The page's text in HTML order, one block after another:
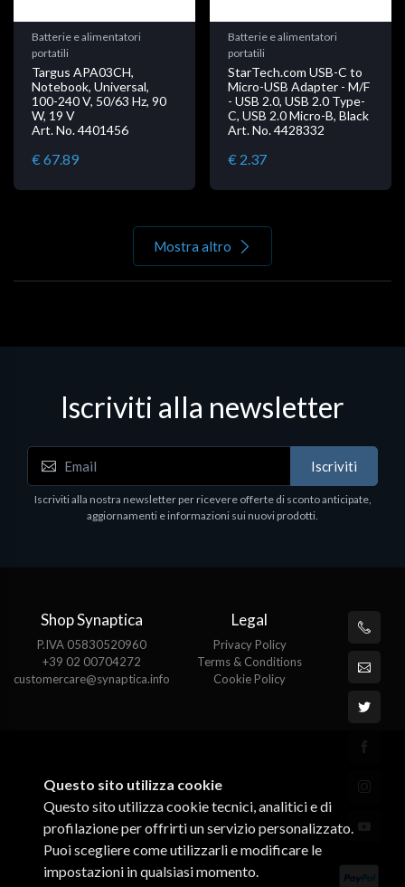
Batterie e alimentatori
portatili
Targus APA03CH,
Notebook, Universal,
100-240 V, 50/63 Hz, 90
W, 19 V
Art. No. 4401456
€ 67.89
Batterie e alimentatori
portatili
StarTech.com USB-C to
Micro-USB Adapter - M/F
- USB 2.0, USB 2.0 Type-
C, USB 2.0 Micro-B, Black
Art. No. 4428332
€ 2.37
Mostra altro
Iscriviti alla newsletter
Iscriviti
Iscriviti alla nostra newsletter per ricevere offerte di sconto anticipate,
aggiornamenti e informazioni sui nuovi prodotti.
Shop Synaptica
P.IVA 05830520960
+39 02 00704272
customercare@synaptica.info
Legal
Privacy Policy
Terms & Conditions
Cookie Policy
Questo sito utilizza cookie
Questo sito utilizza cookie tecnici, analitici e di
profilazione per offrirti un servizio personalizzato.
Puoi scegliere come utilizzarli e modificare le
impostazioni in qualsiasi momento.